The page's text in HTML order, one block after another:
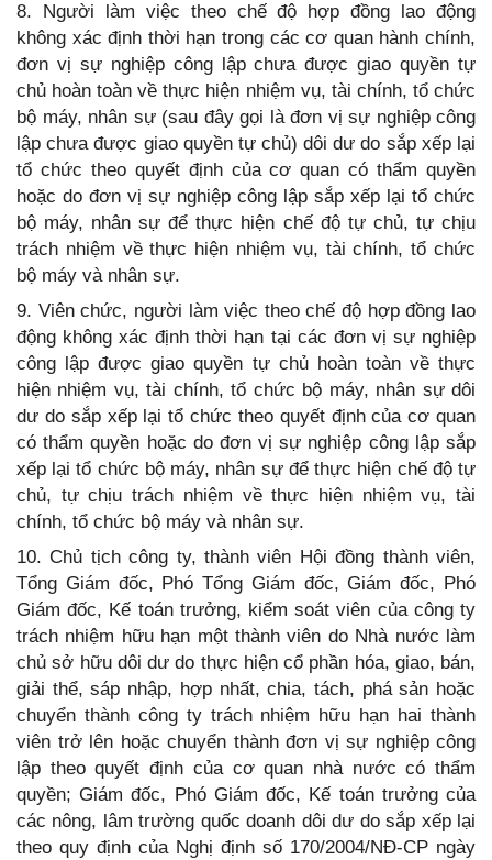
8. Người làm việc theo chế độ hợp đồng lao động
không xác định thời hạn trong các cơ quan hành chính,
đơn vị sự nghiệp công lập chưa được giao quyền tự
chủ hoàn toàn về thực hiện nhiệm vụ, tài chính, tổ chức
bộ máy, nhân sự (sau đây gọi là đơn vị sự nghiệp công
lập chưa được giao quyền tự chủ) dôi dư do sắp xếp lại
tổ chức theo quyết định của cơ quan có thẩm quyền
hoặc do đơn vị sự nghiệp công lập sắp xếp lại tổ chức
bộ máy, nhân sự để thực hiện chế độ tự chủ, tự chịu
trách nhiệm về thực hiện nhiệm vụ, tài chính, tổ chức
bộ máy và nhân sự.
9. Viên chức, người làm việc theo chế độ hợp đồng lao
động không xác định thời hạn tại các đơn vị sự nghiệp
công lập được giao quyền tự chủ hoàn toàn về thực
hiện nhiệm vụ, tài chính, tổ chức bộ máy, nhân sự dôi
dư do sắp xếp lại tổ chức theo quyết định của cơ quan
có thẩm quyền hoặc do đơn vị sự nghiệp công lập sắp
xếp lại tổ chức bộ máy, nhân sự để thực hiện chế độ tự
chủ, tự chịu trách nhiệm về thực hiện nhiệm vụ, tài
chính, tổ chức bộ máy và nhân sự.
10. Chủ tịch công ty, thành viên Hội đồng thành viên,
Tổng Giám đốc, Phó Tổng Giám đốc, Giám đốc, Phó
Giám đốc, Kế toán trưởng, kiểm soát viên của công ty
trách nhiệm hữu hạn một thành viên do Nhà nước làm
chủ sở hữu dôi dư do thực hiện cổ phần hóa, giao, bán,
giải thể, sáp nhập, hợp nhất, chia, tách, phá sản hoặc
chuyển thành công ty trách nhiệm hữu hạn hai thành
viên trở lên hoặc chuyển thành đơn vị sự nghiệp công
lập theo quyết định của cơ quan nhà nước có thẩm
quyền; Giám đốc, Phó Giám đốc, Kế toán trưởng của
các nông, lâm trường quốc doanh dôi dư do sắp xếp lại
theo quy định của Nghị định số 170/2004/NĐ-CP ngày